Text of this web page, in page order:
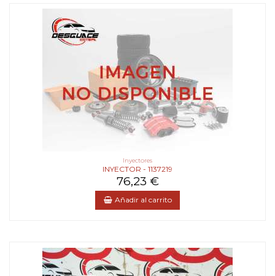
Inyectores
INYECTOR - 1137219
76,23 €
Añadir al carrito